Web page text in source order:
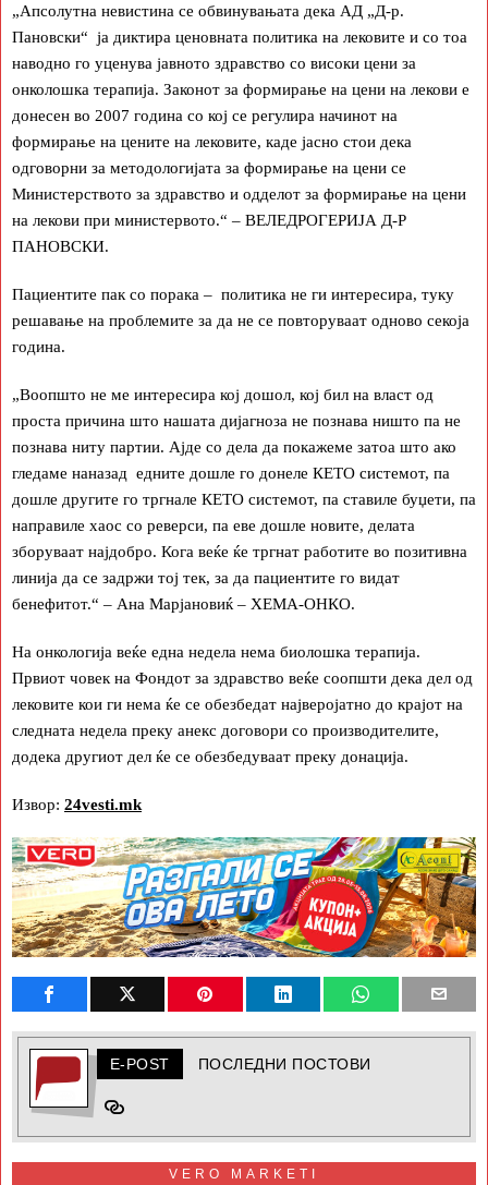
„Апсолутна невистина се обвинувањата дека АД „Д-р.
Пановски“ ја диктира ценовната политика на лековите и со тоа
наводно го уценува јавното здравство со високи цени за
онколошка терапија. Законот за формирање на цени на лекови е
донесен во 2007 година со кој се регулира начинот на
формирање на цените на лековите, каде јасно стои дека
одговорни за методологијата за формирање на цени се
Министерството за здравство и одделот за формирање на цени
на лекови при министервото.“ – ВЕЛЕДРОГЕРИЈА Д-Р
ПАНОВСКИ.
Пациентите пак со порака – политика не ги интересира, туку
решавање на проблемите за да не се повторуваат одново секоја
година.
„Воопшто не ме интересира кој дошол, кој бил на власт од
проста причина што нашата дијагноза не познава ништо па не
познава ниту партии. Ајде со дела да покажеме затоа што ако
гледаме наназад едните дошле го донеле КЕТО системот, па
дошле другите го тргнале КЕТО системот, па ставиле буџети, па
направиле хаос со реверси, па еве дошле новите, делата
зборуваат најдобро. Кога веќе ќе тргнат работите во позитивна
линија да се задржи тој тек, за да пациентите го видат
бенефитот.“ – Ана Марјановиќ – ХЕМА-ОНКО.
На онкологија веќе една недела нема биолошка терапија.
Првиот човек на Фондот за здравство веќе соопшти дека дел од
лековите кои ги нема ќе се обезбедат најверојатно до крајот на
следната недела преку анекс договори со производителите,
додека другиот дел ќе се обезбедуваат преку донација.
Извор: 24vesti.mk
E-POST ПОСЛЕДНИ ПОСТОВИ
VERO MARKETI